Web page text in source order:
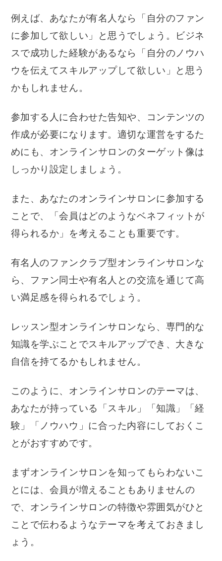
例えば、あなたが有名人なら「自分のファン
に参加して欲しい」と思うでしょう。ビジネ
スで成功した経験があるなら「自分のノウハ
ウを伝えてスキルアップして欲しい」と思う
かもしれません。
参加する人に合わせた告知や、コンテンツの
作成が必要になります。適切な運営をするた
めにも、オンラインサロンのターゲット像は
しっかり設定しましょう。
また、あなたのオンラインサロンに参加する
ことで、「会員はどのようなベネフィットが
得られるか」を考えることも重要です。
有名人のファンクラブ型オンラインサロンな
ら、ファン同士や有名人との交流を通じて高
い満足感を得られるでしょう。
レッスン型オンラインサロンなら、専門的な
知識を学ぶことでスキルアップでき、大きな
自信を持てるかもしれません。
このように、オンラインサロンのテーマは、
あなたが持っている「スキル」「知識」「経
験」「ノウハウ」に合った内容にしておくこ
とがおすすめです。
まずオンラインサロンを知ってもらわないこ
とには、会員が増えることもありませんの
で、オンラインサロンの特徴や雰囲気がひと
ことで伝わるようなテーマを考えておきまし
ょう。